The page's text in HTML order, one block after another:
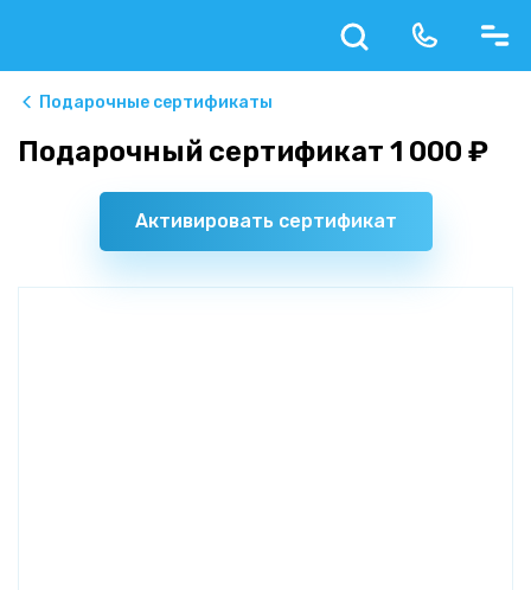
Подарочные сертификаты
Подарочный сертификат 1 000 ₽
Активировать сертификат